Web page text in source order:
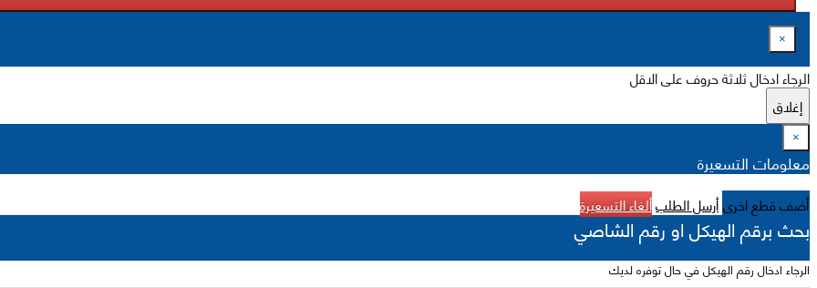
×
الرجاء ادخال ثلاثة حروف على الاقل
إغلاق
×
معلومات التسعيرة
أضف قطع اخرىأرسل الطلبألغاء التسعيرة
بحث برقم الهيكل او رقم الشاصي
الرجاء ادخال رقم الهيكل في حال توفره لديك